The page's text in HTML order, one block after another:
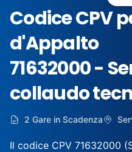
Codice CPV
d'Appalto
71632000 -
collaudo
2 Gare in Scadenza
Il codice CPV 71632000